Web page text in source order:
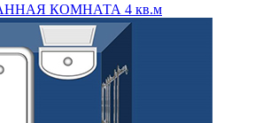
КОМНАТА 4 кв.м